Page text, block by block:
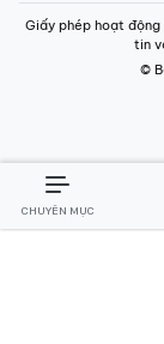
Giấy phép hoạt
tin
©
CHUYÊN MỤC